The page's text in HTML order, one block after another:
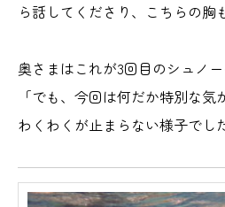
ら話してくださり、こちらの胸
奥さまはこれが3回目のシュノー
「でも、今回は何だか特別な
わくわくが止まらない様子でし